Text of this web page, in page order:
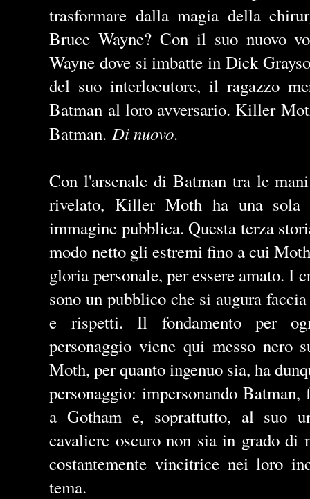
trasformare dalla magia della
Bruce Wayne? Con il suo nuovo
Wayne dove si imbatte in Dick
del suo interlocutore, il ragazzo
Batman al loro avversario. Killer
Batman.Di nuovo.
Con l'arsenale di Batman tra le
rivelato, Killer Moth ha una sola
immagine pubblica. Questa terza
modo netto gli estremi fino a cui
gloria personale, per essere amato.
sono un pubblico che si augura
e rispetti. Il fondamento per
personaggio viene qui messo
Moth, per quanto ingenuo sia, ha
personaggio: impersonando
a Gotham e, soprattutto, al suo
cavaliere oscuro non sia in grado di
costantemente vincitrice nei loro
tema.